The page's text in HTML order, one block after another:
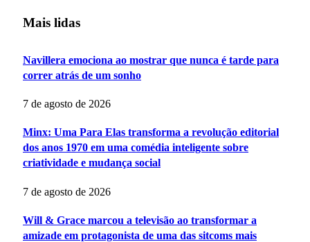
Mais lidas
Navillera emociona ao mostrar que nunca é tarde para
correr atrás de um sonho
7 de agosto de 2026
Minx: Uma Para Elas transforma a revolução editorial
dos anos 1970 em uma comédia inteligente sobre
criatividade e mudança social
7 de agosto de 2026
Will & Grace marcou a televisão ao transformar a
amizade em protagonista de uma das sitcoms mais